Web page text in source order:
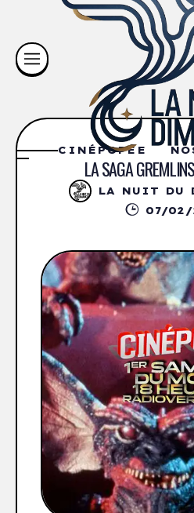
CINÉPOPÉE
LA SAGA
LA NUIT DU
07/02/